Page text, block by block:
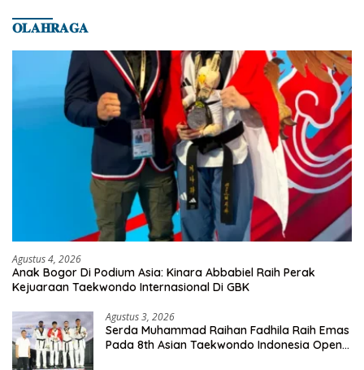
𝐎𝐋𝐀𝐇𝐑𝐀𝐆𝐀
Agustus 4, 2026
Anak Bogor Di Podium Asia: Kinara Abbabiel Raih Perak
Kejuaraan Taekwondo Internasional Di GBK
Agustus 3, 2026
Serda Muhammad Raihan Fadhila Raih Emas
Pada 8th Asian Taekwondo Indonesia Open